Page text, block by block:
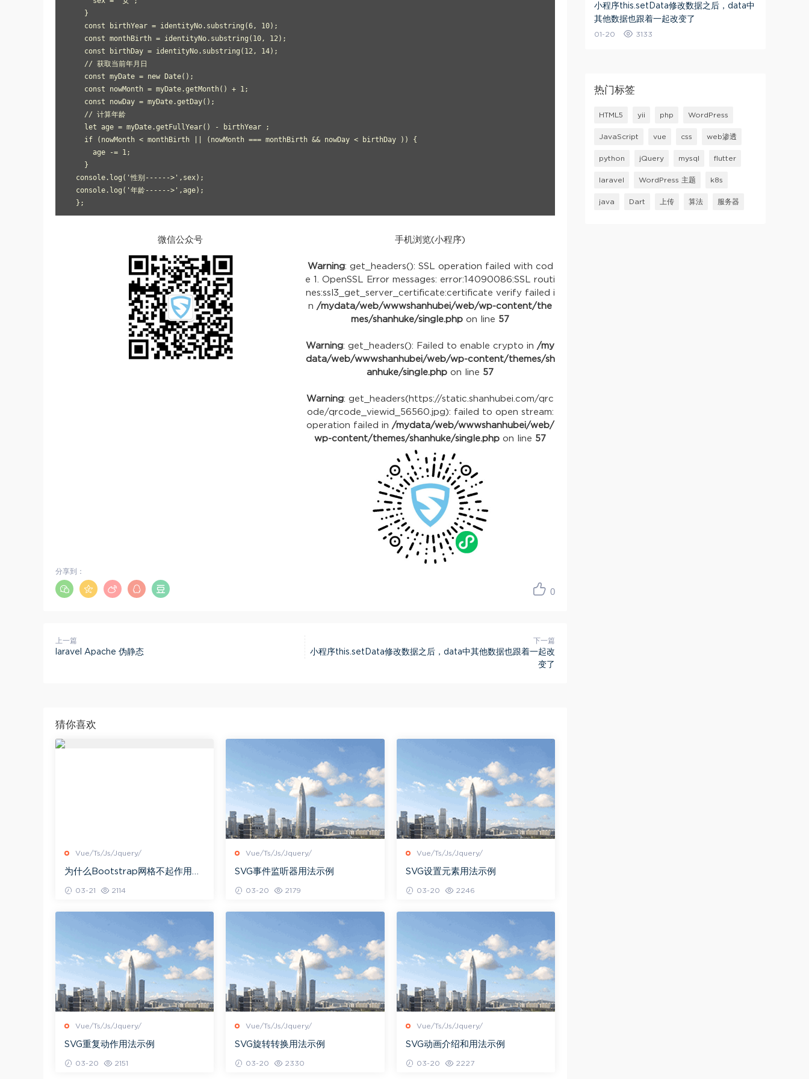
    }
    const birthYear = identityNo.substring(6, 10);
    const monthBirth = identityNo.substring(10, 12);
    const birthDay = identityNo.substring(12, 14);
    // 获取当前年月日
    const myDate = new Date();
    const nowMonth = myDate.getMonth() + 1;
    const nowDay = myDate.getDay();
    // 计算年龄
    let age = myDate.getFullYear() - birthYear ;
    if (nowMonth < monthBirth || (nowMonth === monthBirth && nowDay < birthDay )) {
      age -= 1;
    }
  console.log('性别------>',sex);
  console.log('年龄------>',age);
微信公众号 手机浏览(小程序)
Warning: get_headers(): SSL operation failed with cod
e 1. OpenSSL Error messages: error:14090086:SSL routi
nes:ssl3_get_server_certificate:certificate verify failed i
n /mydata/web/wwwshanhubei/web/wp-content/the
mes/shanhuke/single.php on line 57
Warning: get_headers(): Failed to enable crypto in /my
data/web/wwwshanhubei/web/wp-content/themes/sh
anhuke/single.php on line 57
Warning: get_headers(https://static.shanhubei.com/qrc
ode/qrcode_viewid_56560.jpg): failed to open stream:
operation failed in /mydata/web/wwwshanhubei/web/
wp-content/themes/shanhuke/single.php on line 57
0
分享到：
上一篇
laravel Apache 伪静态
下一篇
小程序this.setData修改数据之后，data中其他数据也跟着一起改
变了
猜你喜欢
Vue/Ts/Js/Jquery/
为什么Bootstrap网格不起作用，
03-21 2114
Vue/Ts/Js/Jquery/
SVG事件监听器用法示例
03-20 2179
Vue/Ts/Js/Jquery/
SVG设置元素用法示例
03-20 2246
Vue/Ts/Js/Jquery/
SVG重复动作用法示例
03-20 2151
Vue/Ts/Js/Jquery/
SVG旋转转换用法示例
03-20 2330
Vue/Ts/Js/Jquery/
SVG动画介绍和用法示例
03-20 2227
小程序this.setData修改数据之后，data中
其他数据也跟着一起改变了
01-20 3133
热门标签
HTML5 yii php WordPress
JavaScript vue css web渗透
python jQuery mysql flutter
laravel WordPress 主题 k8s
java Dart 上传 算法 服务器